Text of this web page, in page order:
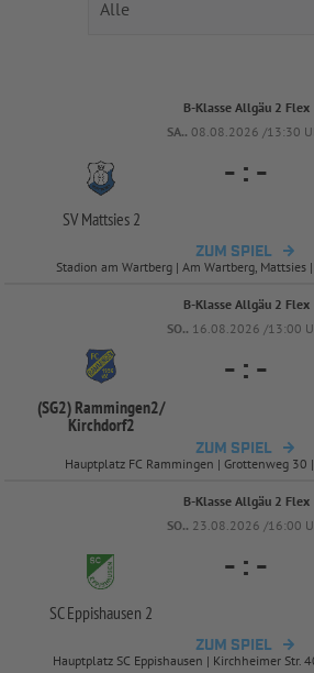
B-Klasse Allgäu 2 Flex
SA.. 08.08.2026 /13:30
SV Mattsies 2
- : -
ZUM SPIEL
Stadion am Wartberg | Am Wartberg, Mattsies
B-Klasse Allgäu 2 Flex
SO.. 16.08.2026 /13:00
(SG2) Rammingen2/
Kirchdorf2
- : -
ZUM SPIEL
Hauptplatz FC Rammingen | Grottenweg
B-Klasse Allgäu 2 Flex
SO.. 23.08.2026 /16:00
SC Eppishausen 2
- : -
ZUM SPIEL
Hauptplatz SC Eppishausen | Kirchheimer Str.